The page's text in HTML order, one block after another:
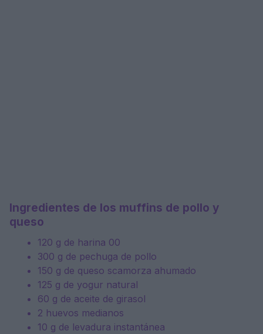
Ingredientes de los muffins de pollo y
queso
120 g de harina 00
300 g de pechuga de pollo
150 g de queso scamorza ahumado
125 g de yogur natural
60 g de aceite de girasol
2 huevos medianos
10 g de levadura instantánea